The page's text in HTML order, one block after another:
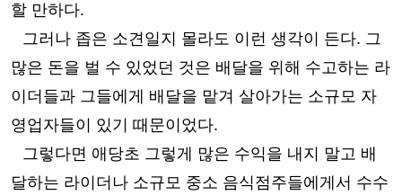
할 만하다.
그러나 좁은 소견일지 몰라도 이런 생각이 든다. 그
많은 돈을 벌 수 있었던 것은 배달을 위해 수고하는 라
이더들과 그들에게 배달을 맡겨 살아가는 소규모 자
영업자들이 있기 때문이었다.
그렇다면 애당초 그렇게 많은 수익을 내지 말고 배
달하는 라이더나 소규모 중소 음식점주들에게서 수수